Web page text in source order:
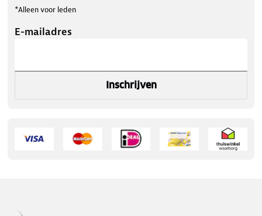
*Alleen voor leden
E-mailadres
Inschrijven